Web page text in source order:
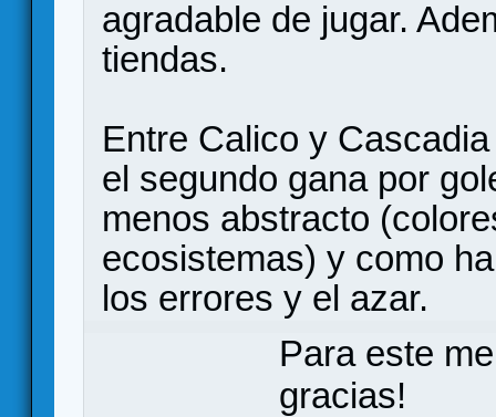
agradable de jugar.
tiendas.
Entre Calico y
el segundo gana por
menos abstracto
ecosistemas) y como
los errores y el azar.
Para este
gracias!